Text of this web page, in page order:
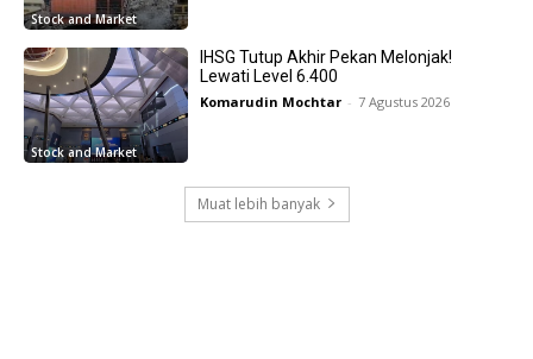
Stock and Market
Stock and Market
IHSG Tutup Akhir Pekan Melonjak!
Lewati Level 6.400
Komarudin Mochtar - 7 Agustus 2026
Muat lebih banyak